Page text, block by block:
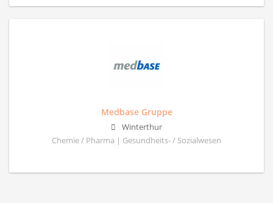
Medbase Gruppe
Winterthur
Chemie / Pharma | Gesundheits- / Sozialwesen